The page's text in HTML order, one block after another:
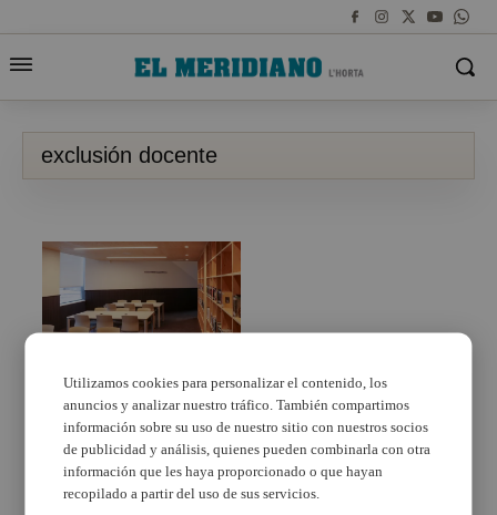
exclusión docente
DFDCV y ADDE
denuncian la exclusión
de los docentes con
discapacidad
valencianos en el
concurso de méritos
Utilizamos cookies para personalizar el contenido, los
anuncios y analizar nuestro tráfico. También compartimos
información sobre su uso de nuestro sitio con nuestros socios
de publicidad y análisis, quienes pueden combinarla con otra
información que les haya proporcionado o que hayan
recopilado a partir del uso de sus servicios.